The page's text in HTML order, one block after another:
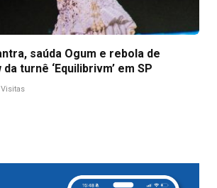
saúda Ogum e rebola de
turnê ‘Equilibrivm’ em SP
Visitas